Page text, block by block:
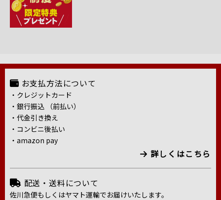
お支払方法について
・クレジットカード
・銀行振込 （前払い）
・代金引き換え
・コンビニ後払い
・amazon pay
詳しくはこちら
配送・送料について
佐川急便もしくはヤマト運輸でお届けいたします。